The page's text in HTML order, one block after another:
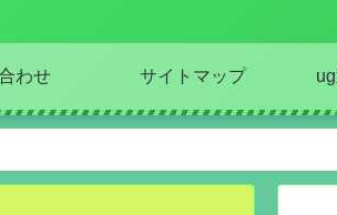
わせ サイトマップ